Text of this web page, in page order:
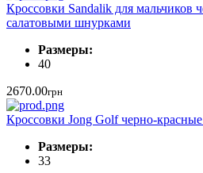
Кроссовки Sandalik для мальчиков
салатовыми шнурками
Размеры:
40
2670.00грн
Кроссовки Jong Golf черно-
Размеры:
33